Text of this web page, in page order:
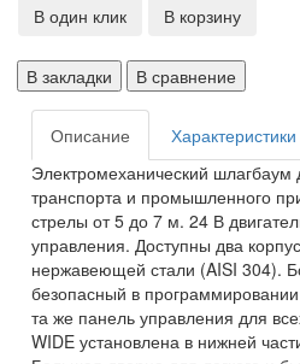
В один клик В корзину
В закладки В сравнение
Описание
Характеристики
Электромеханический шлагбаум
транспорта и промышленного
стрелы от 5 до 7 м. 24 В
управления. Доступны два
нержавеющей стали (AISI 304).
безопасный в
та же панель управления для
WIDE установлена ​​в нижней